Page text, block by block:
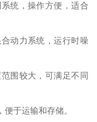
统，操作方便，适合
动力系统，运行时噪
围较大，可满足不同
于运输和存储。